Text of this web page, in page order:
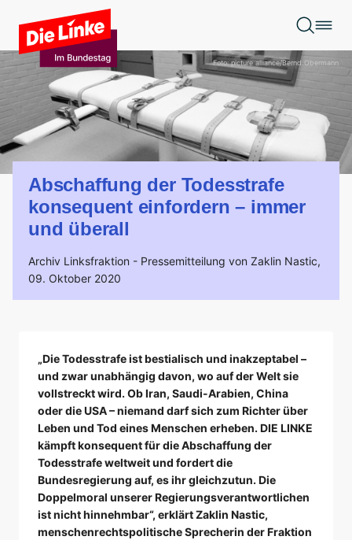
Zum Hauptinhalt springen
Foto: picture alliance/Bernd Obermann
Abschaffung der Todesstrafe
konsequent einfordern – immer
und überall
Archiv Linksfraktion - Pressemitteilung von Zaklin Nastic,
09. Oktober 2020
„Die Todesstrafe ist bestialisch und inakzeptabel –
und zwar unabhängig davon, wo auf der Welt sie
vollstreckt wird. Ob Iran, Saudi-Arabien, China
oder die USA – niemand darf sich zum Richter über
Leben und Tod eines Menschen erheben. DIE LINKE
kämpft konsequent für die Abschaffung der
Todesstrafe weltweit und fordert die
Bundesregierung auf, es ihr gleichzutun. Die
Doppelmoral unserer Regierungsverantwortlichen
ist nicht hinnehmbar“, erklärt Zaklin Nastic,
menschenrechtspolitische Sprecherin der Fraktion